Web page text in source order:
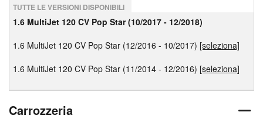
TUTTE LE VERSIONI DISPONIBILI
1.6 MultiJet 120 CV Pop Star (10/2017 - 12/2018)
1.6 MultiJet 120 CV Pop Star (12/2016 - 10/2017) [seleziona]
1.6 MultiJet 120 CV Pop Star (11/2014 - 12/2016) [seleziona]
Carrozzeria